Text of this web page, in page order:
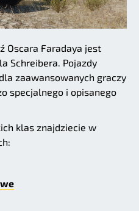
Oscara Faradaya jest
Schreibera. Pojazdy
zaawansowanych graczy
specjalnego i opisanego
klas znajdziecie w